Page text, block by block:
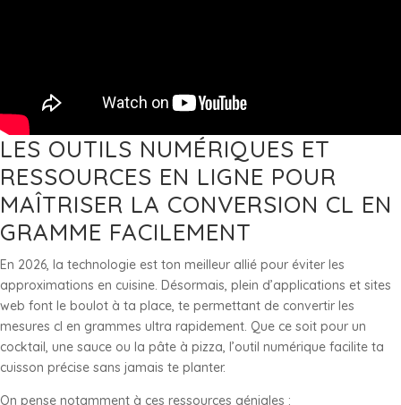
LES OUTILS NUMÉRIQUES ET
RESSOURCES EN LIGNE POUR
MAÎTRISER LA CONVERSION CL EN
GRAMME FACILEMENT
En 2026, la technologie est ton meilleur allié pour éviter les
approximations en cuisine. Désormais, plein d’applications et sites
web font le boulot à ta place, te permettant de convertir les
mesures cl en grammes ultra rapidement. Que ce soit pour un
cocktail, une sauce ou la pâte à pizza, l’outil numérique facilite ta
cuisson précise sans jamais te planter.
On pense notamment à ces ressources géniales :